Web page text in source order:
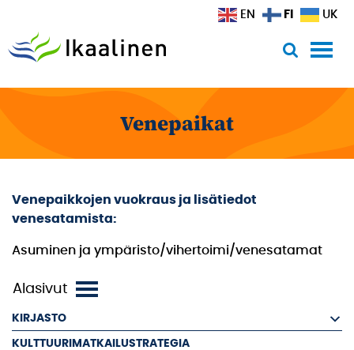
Venepaikat
KIRJASTO
KULTTUURIMATKAILUSTRATEGIA
Venepaikkojen vuokraus ja lisätiedot
venesatamista:
Asuminen ja ympäristo/vihertoimi/venesatamat
EN FI UK